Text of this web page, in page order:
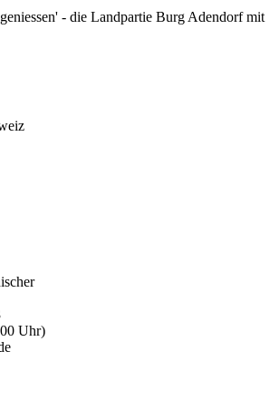
- die Landpartie Burg Adendorf mit
Uhr)